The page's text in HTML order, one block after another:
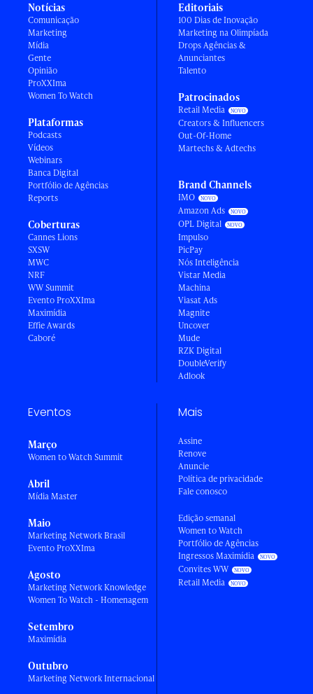
Notícias
Comunicação
Marketing
Mídia
Gente
Opinião
ProXXIma
Women To Watch
Plataformas
Podcasts
Vídeos
Webinars
Banca Digital
Portfólio de Agências
Reports
Coberturas
Cannes Lions
SXSW
MWC
NRF
WW Summit
Evento ProXXIma
Maximídia
Effie Awards
Caboré
Editoriais
100 Dias de Inovação
Marketing na Olimpíada
Drops Agências &
Anunciantes
Talento
Patrocinados
Retail Media
Creators & Influencers
Out-Of-Home
Martechs & Adtechs
Brand Channels
IMO
Amazon Ads
OPL Digital
Impulso
PicPay
Nós Inteligência
Vistar Media
Machina
Viasat Ads
Magnite
Uncover
Mude
RZK Digital
DoubleVerify
Adlook
Eventos
Março
Women to Watch Summit
Abril
Mídia Master
Maio
Marketing Network Brasil
Evento ProXXIma
Agosto
Marketing Network Knowledge
Women To Watch - Homenagem
Setembro
Maximídia
Outubro
Marketing Network Internacional
Mais
Assine
Renove
Anuncie
Política de privacidade
Fale conosco
Edição semanal
Women to Watch
Portfólio de Agências
Ingressos Maximídia
Convites WW
Retail Media